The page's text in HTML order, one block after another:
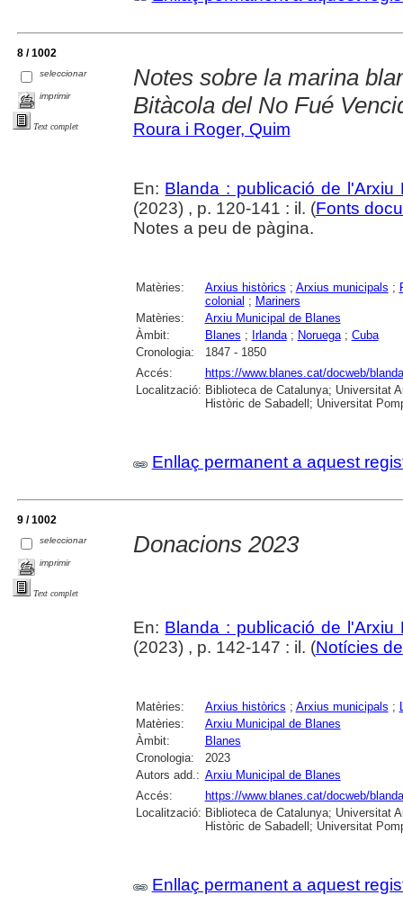
8 / 1002
seleccionar
imprimir
Text complet
Notes sobre la marina
Bitàcola del No Fué
Roura i Roger, Quim
En: Blanda : publicació de l'Arxiu
(2023) , p. 120-141 : il. (Fonts
Notes a peu de pàgina.
Matèries: Arxius històrics ; Arxius municipals ;
colonial ; Mariners
Matèries:
Arxiu Municipal de Blanes
Àmbit:
Blanes ; Irlanda; Noruega; Cuba
Cronologia:
1847 - 1850
Accés:
https://www.blanes.cat/docweb/
Localització: Biblioteca de Catalunya; Universitat
Històric de Sabadell; Universitat
Enllaç permanent a aquest
9 / 1002
seleccionar
imprimir
Text complet
Donacions 2023
En: Blanda : publicació de l'Arxiu
(2023) , p. 142-147 : il. (Notícies
Matèries: Arxius històrics ; Arxius municipals ;
Matèries:
Arxiu Municipal de Blanes
Àmbit:
Blanes
Cronologia:
2023
Autors add.: Arxiu Municipal de Blanes
Accés:
https://www.blanes.cat/docweb/
Localització: Biblioteca de Catalunya; Universitat
Històric de Sabadell; Universitat
Enllaç permanent a aquest